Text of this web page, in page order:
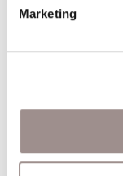
Marketing
Animazione
20/09/